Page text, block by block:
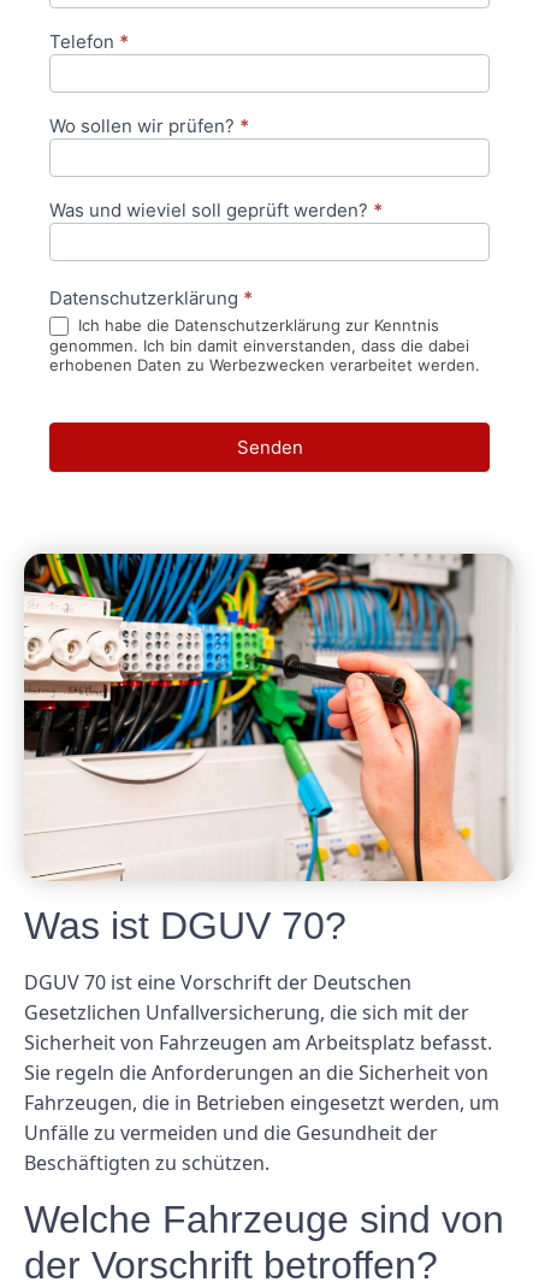
Telefon *
Wo sollen wir prüfen? *
Was und wieviel soll geprüft werden? *
Datenschutzerklärung *
Ich habe die Datenschutzerklärung zur Kenntnis
genommen. Ich bin damit einverstanden, dass die dabei
erhobenen Daten zu Werbezwecken verarbeitet werden.
Senden
Was ist DGUV 70?
DGUV 70 ist eine Vorschrift der Deutschen
Gesetzlichen Unfallversicherung, die sich mit der
Sicherheit von Fahrzeugen am Arbeitsplatz befasst.
Sie regeln die Anforderungen an die Sicherheit von
Fahrzeugen, die in Betrieben eingesetzt werden, um
Unfälle zu vermeiden und die Gesundheit der
Beschäftigten zu schützen.
Welche Fahrzeuge sind von
der Vorschrift betroffen?